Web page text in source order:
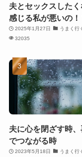
夫とセックスしたく
感じる私が悪いの！
2025年1月27日
うまく行
32035
夫に心を閉ざす時
でつながる時
2023年5月18日
うまく行